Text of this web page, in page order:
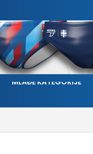
MLAĐE KATEGORIJE